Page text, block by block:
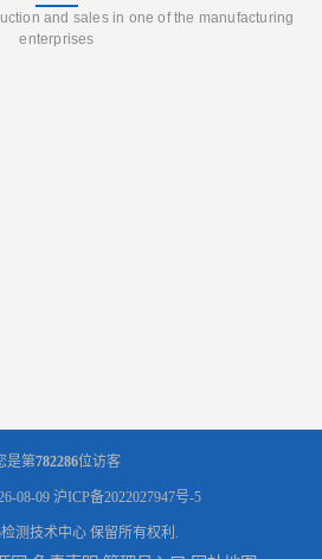
and sales in one of the manufacturing
enterprises
是第782286位访客
08-09 沪ICP备2022027947号-5
测技术中心 保留所有权利.